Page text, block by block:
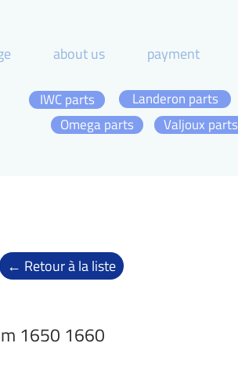
about us payment
Omega parts
IWC parts
Landeron parts
Valjoux parts
← Retour à la liste
1650 1660